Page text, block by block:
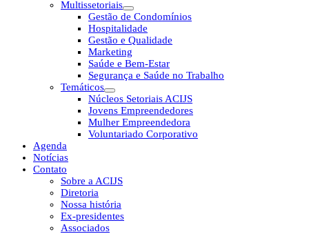
Multissetoriais
Gestão de Condomínios
Hospitalidade
Gestão e Qualidade
Marketing
Saúde e Bem-Estar
Segurança e Saúde no Trabalho
Temáticos
Núcleos Setoriais ACIJS
Jovens Empreendedores
Mulher Empreendedora
Voluntariado Corporativo
Agenda
Notícias
Contato
Sobre a ACIJS
Diretoria
Nossa história
Ex-presidentes
Associados